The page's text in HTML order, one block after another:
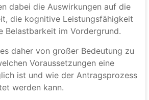
dabei die Auswirkungen auf die
die kognitive Leistungsfähigkeit
Belastbarkeit im Vordergrund.
daher von großer Bedeutung zu
Voraussetzungen eine
ist und wie der Antragsprozess
werden kann.